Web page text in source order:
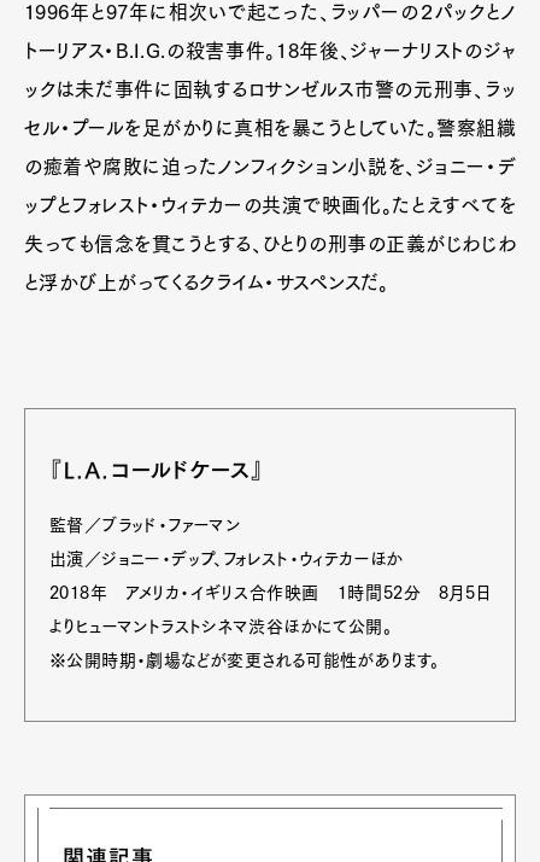
1996年と97年に相次いで起こった、ラッパーの２パックとノ
トーリアス・B.I.G.の殺害事件。18年後、ジャーナリストのジャ
ックは未だ事件に固執するロサンゼルス市警の元刑事、ラッ
セル・プールを足がかりに真相を暴こうとしていた。警察組織
の癒着や腐敗に迫ったノンフィクション小説を、ジョニー・デ
ップとフォレスト・ウィテカーの共演で映画化。たとえすべてを
失っても信念を貫こうとする、ひとりの刑事の正義がじわじわ
と浮かび上がってくるクライム・サスペンスだ。
『L.A.コールドケース』
監督／ブラッド・ファーマン
出演／ジョニー・デップ、フォレスト・ウィテカーほか
2018年 アメリカ・イギリス合作映画 1時間52分 8月5日
よりヒューマントラストシネマ渋谷ほかにて公開。
※公開時期・劇場などが変更される可能性があります。
関連記事